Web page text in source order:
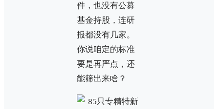
件，也没有公募
基金持股，连研
报都没有几家。
你说咱定的标准
要是再严点，还
能筛出来啥？